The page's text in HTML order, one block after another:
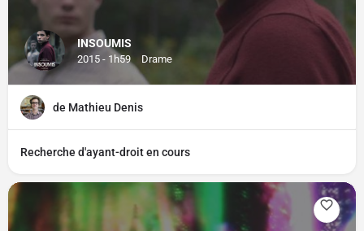
INSOUMIS
2015 - 1h59 Drame
de Mathieu Denis
Recherche d'ayant-droit en cours